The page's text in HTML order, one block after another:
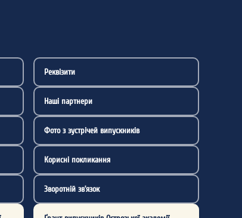
Реквізити
Наші партнери
Фото з зустрічей випускників
Корисні покликання
Зворотній зв’язок